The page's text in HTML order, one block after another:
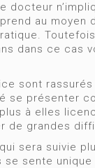
au
dans ce cas
sont
présenter
à elles
de grandes
sera suivie
sente